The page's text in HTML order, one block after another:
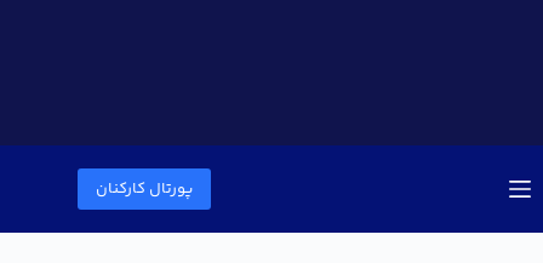
پورتال کارکنان